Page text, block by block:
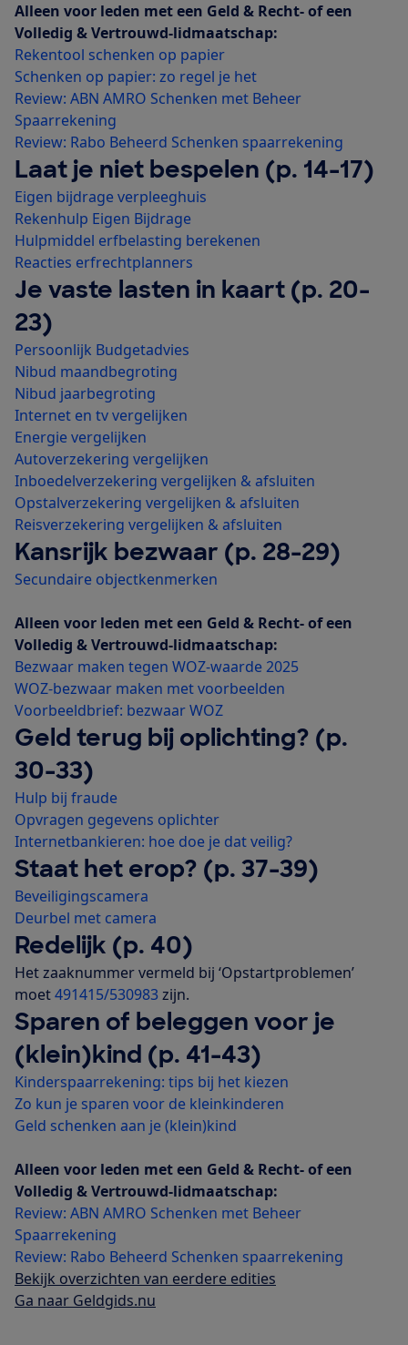
Alleen voor leden met een Geld & Recht- of een
Volledig & Vertrouwd-lidmaatschap:
Rekentool schenken op papier
Schenken op papier: zo regel je het
Review: ABN AMRO Schenken met Beheer
Spaarrekening
Review: Rabo Beheerd Schenken spaarrekening
Laat je niet bespelen (p. 14-17)
Eigen bijdrage verpleeghuis
Rekenhulp Eigen Bijdrage
Hulpmiddel erfbelasting berekenen
Reacties erfrechtplanners
Je vaste lasten in kaart (p. 20-
23)
Persoonlijk Budgetadvies
Nibud maandbegroting
Nibud jaarbegroting
Internet en tv vergelijken
Energie vergelijken
Autoverzekering vergelijken
Inboedelverzekering vergelijken & afsluiten
Opstalverzekering vergelijken & afsluiten
Reisverzekering vergelijken & afsluiten
Kansrijk bezwaar (p. 28-29)
Secundaire objectkenmerken
Alleen voor leden met een Geld & Recht- of een
Volledig & Vertrouwd-lidmaatschap:
Bezwaar maken tegen WOZ-waarde 2025
WOZ-bezwaar maken met voorbeelden
Voorbeeldbrief: bezwaar WOZ
Geld terug bij oplichting? (p.
30-33)
Hulp bij fraude
Opvragen gegevens oplichter
Internetbankieren: hoe doe je dat veilig?
Staat het erop? (p. 37-39)
Beveiligingscamera
Deurbel met camera
Redelijk (p. 40)
Het zaaknummer vermeld bij ‘Opstartproblemen’
moet491415/530983zijn.
Sparen of beleggen voor je
(klein)kind (p. 41-43)
Kinderspaarrekening: tips bij het kiezen
Zo kun je sparen voor de kleinkinderen
Geld schenken aan je (klein)kind
Alleen voor leden met een Geld & Recht- of een
Volledig & Vertrouwd-lidmaatschap:
Review: ABN AMRO Schenken met Beheer
Spaarrekening
Review: Rabo Beheerd Schenken spaarrekening
Bekijk overzichten van eerdere edities
Ga naar Geldgids.nu